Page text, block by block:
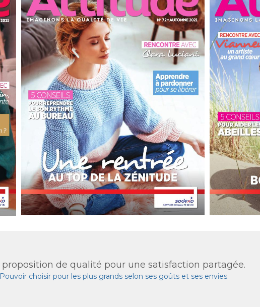
proposition de qualité pour une satisfaction partagée.
choisir pour les plus grands selon ses goûts et ses envies.